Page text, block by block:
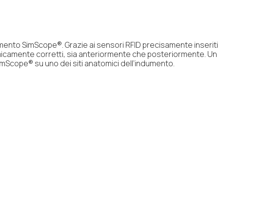
SimScope®. Grazie ai sensori RFID precisamente inseriti
corretti, sia anteriormente che posteriormente. Un
su uno dei siti anatomici dell’indumento.